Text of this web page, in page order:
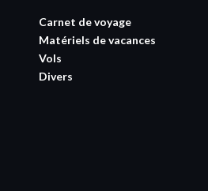
Carnet de voyage
Matériels de vacances
Vols
Divers